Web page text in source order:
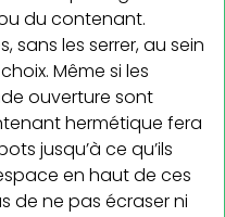
du contenant.
sans les serrer, au sein
Même si les
ouverture sont
hermétique fera
jusqu’à ce qu’ils
en haut de ces
de ne pas écraser ni